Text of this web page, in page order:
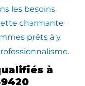
les besoins
charmante
prêts à y
à